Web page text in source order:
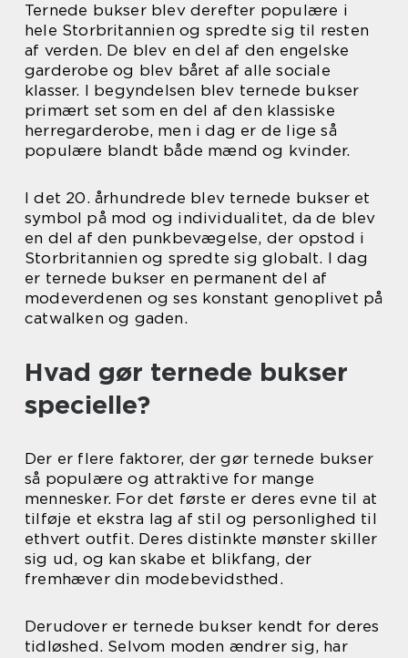
Ternede bukser blev derefter populære i
hele Storbritannien og spredte sig til resten
af verden. De blev en del af den engelske
garderobe og blev båret af alle sociale
klasser. I begyndelsen blev ternede bukser
primært set som en del af den klassiske
herregarderobe, men i dag er de lige så
populære blandt både mænd og kvinder.
I det 20. århundrede blev ternede bukser et
symbol på mod og individualitet, da de blev
en del af den punkbevægelse, der opstod i
Storbritannien og spredte sig globalt. I dag
er ternede bukser en permanent del af
modeverdenen og ses konstant genoplivet på
catwalken og gaden.
Hvad gør ternede bukser
specielle?
Der er flere faktorer, der gør ternede bukser
så populære og attraktive for mange
mennesker. For det første er deres evne til at
tilføje et ekstra lag af stil og personlighed til
ethvert outfit. Deres distinkte mønster skiller
sig ud, og kan skabe et blikfang, der
fremhæver din modebevidsthed.
Derudover er ternede bukser kendt for deres
tidløshed. Selvom moden ændrer sig, har